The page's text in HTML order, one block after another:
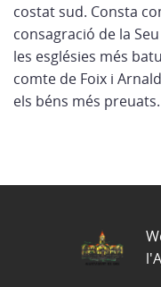
costat sud. Consta
consagració de la
les esglésies més
comte de Foix i
els béns més preuats.